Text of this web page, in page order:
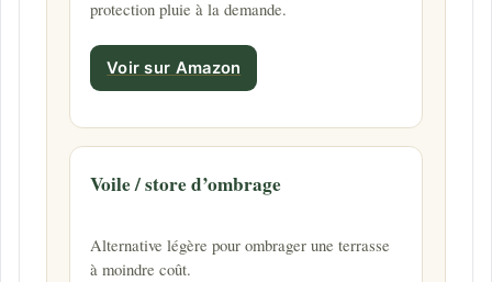
protection pluie à la demande.
Voir sur Amazon
Voile / store d’ombrage
Alternative légère pour ombrager une terrasse
à moindre coût.